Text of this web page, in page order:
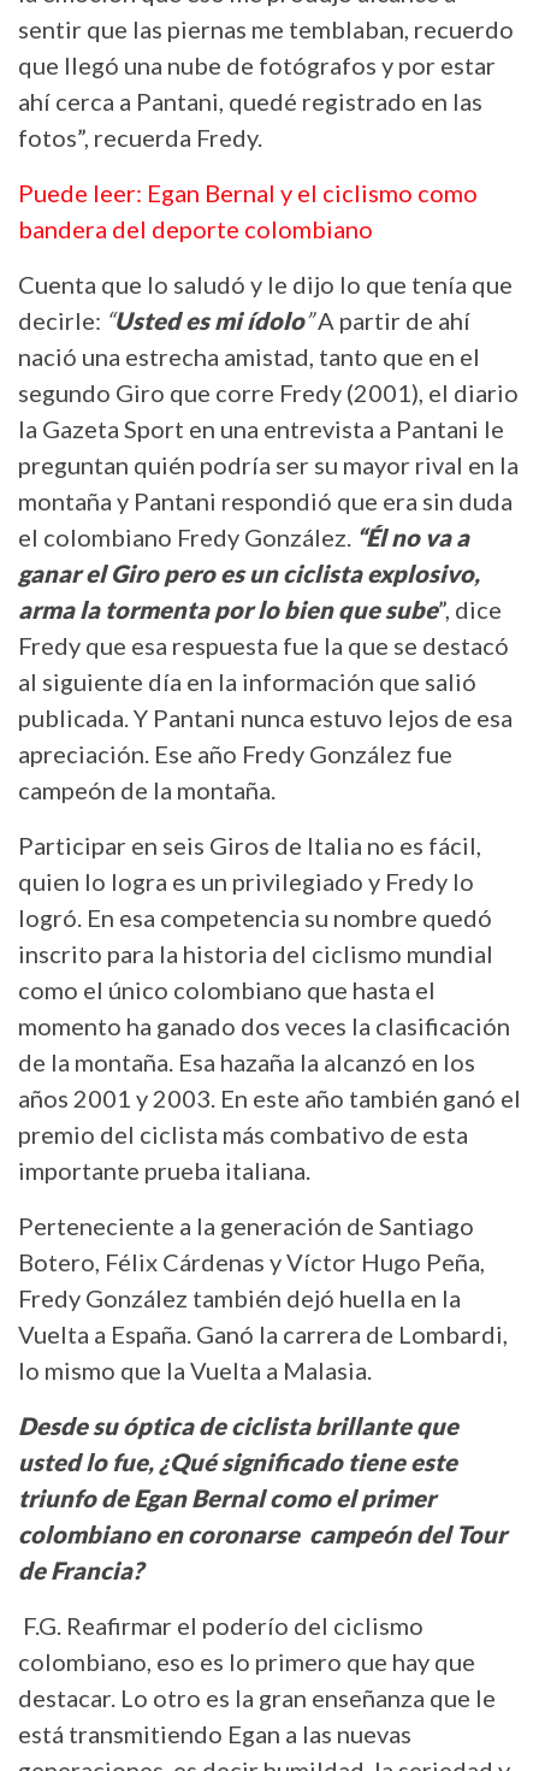
sentir que las piernas me temblaban, recuerdo
que llegó una nube de fotógrafos y por estar
ahí cerca a Pantani, quedé registrado en las
fotos”, recuerda Fredy.
Puede leer: Egan Bernal y el ciclismo como
bandera del deporte colombiano
Cuenta que lo saludó y le dijo lo que tenía que
decirle: “Usted es mi ídolo”A partir de ahí
nació una estrecha amistad, tanto que en el
segundo Giro que corre Fredy (2001), el diario
la Gazeta Sport en una entrevista a Pantani le
preguntan quién podría ser su mayor rival en la
montaña y Pantani respondió que era sin duda
el colombiano Fredy González. “Él no va a
ganar el Giro pero es un ciclista explosivo,
arma la tormenta por lo bien que sube”, dice
Fredy que esa respuesta fue la que se destacó
al siguiente día en la información que salió
publicada. Y Pantani nunca estuvo lejos de esa
apreciación. Ese año Fredy González fue
campeón de la montaña.
Participar en seis Giros de Italia no es fácil,
quien lo logra es un privilegiado y Fredy lo
logró. En esa competencia su nombre quedó
inscrito para la historia del ciclismo mundial
como el único colombiano que hasta el
momento ha ganado dos veces la clasificación
de la montaña. Esa hazaña la alcanzó en los
años 2001 y 2003. En este año también ganó el
premio del ciclista más combativo de esta
importante prueba italiana.
Perteneciente a la generación de Santiago
Botero, Félix Cárdenas y Víctor Hugo Peña,
Fredy González también dejó huella en la
Vuelta a España. Ganó la carrera de Lombardi,
lo mismo que la Vuelta a Malasia.
Desde su óptica de ciclista brillante que
usted lo fue, ¿Qué significado tiene este
triunfo de Egan Bernal como el primer
colombiano en coronarse campeón del Tour
de Francia?
F.G. Reafirmar el poderío del ciclismo
colombiano, eso es lo primero que hay que
destacar. Lo otro es la gran enseñanza que le
está transmitiendo Egan a las nuevas